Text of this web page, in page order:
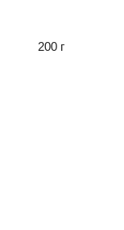
200 г